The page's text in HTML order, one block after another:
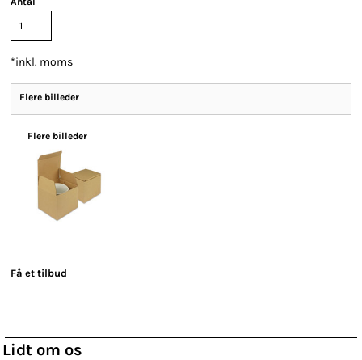
*inkl. moms
Flere billeder
Flere billeder
Få et tilbud
Lidt om os